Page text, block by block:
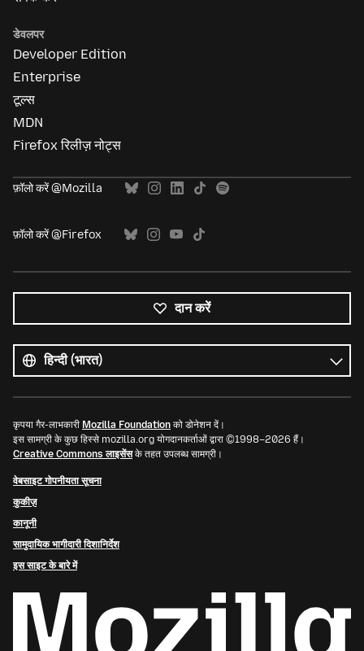
डेवलपर
Developer Edition
Enterprise
टूल्स
MDN
Firefox रिलीज़ नोट्स
फ़ॉलो करें @Mozilla
फ़ॉलो करें @Firefox
दान करें
भाषाएं
भाषा
कृपया गैर-लाभकारी Mozilla Foundation को डोनेशन दें।
इस सामग्री के कुछ हिस्से mozilla.org योगदानकर्ताओं द्वारा ©1998–2026 हैं।
Creative Commons लाइसेंसके तहत उपलब्ध सामग्री।
वेबसाइट गोपनीयता सूचना
कुकीज़
कानूनी
सामुदायिक भागीदारी दिशानिर्देश
इस साइट के बारे में